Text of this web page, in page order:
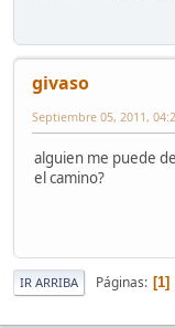
givaso
Septiembre 05, 2011,
alguien me puede
el camino?
IR ARRIBA Páginas 1